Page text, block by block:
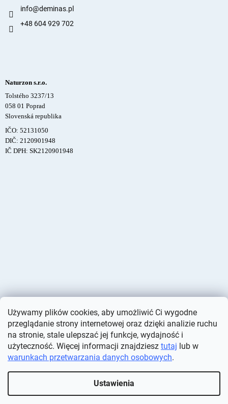
Używamy plików cookies, aby umożliwić Ci wygodne
przeglądanie strony internetowej oraz dzięki analizie ruchu
na stronie, stale ulepszać jej funkcje, wydajność i
użyteczność. Więcej informacji znajdziesz tutaj lub w
warunkach przetwarzania danych osobowych.
Ustawienia
info@deminas.pl
+48 604 929 702
Naturzon s.r.o.
Tolstého 3237/13
058 01 Poprad
Slovenská republika
IČO: 52131050
DIČ: 2120901948
IČ DPH: SK2120901948